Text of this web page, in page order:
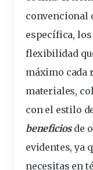
convencional
específica,
flexibilidad
máximo cada
materiales,
con el estilo
beneficiosde
evidentes, ya
necesitas en